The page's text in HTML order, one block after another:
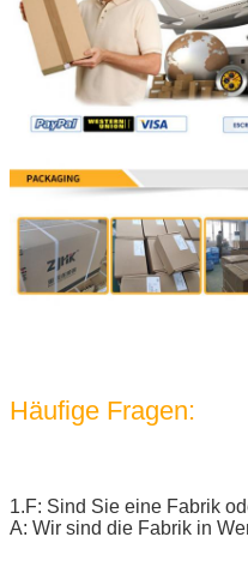
Häufige Fragen:
1.F: Sind Sie eine Fabrik
A: Wir sind die Fabrik in